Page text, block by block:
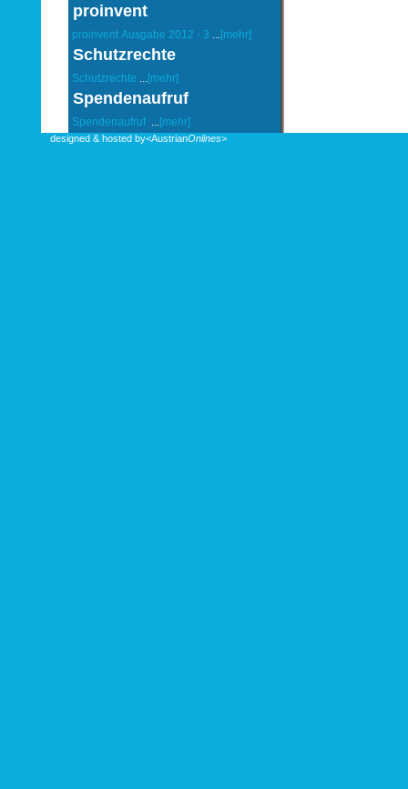
proinvent
proinvent Ausgabe 2012 - 3 ...[mehr]
Schutzrechte
Schutzrechte ...[mehr]
Spendenaufruf
Spendenaufruf ...[mehr]
designed & hosted by<AustrianOnlines>